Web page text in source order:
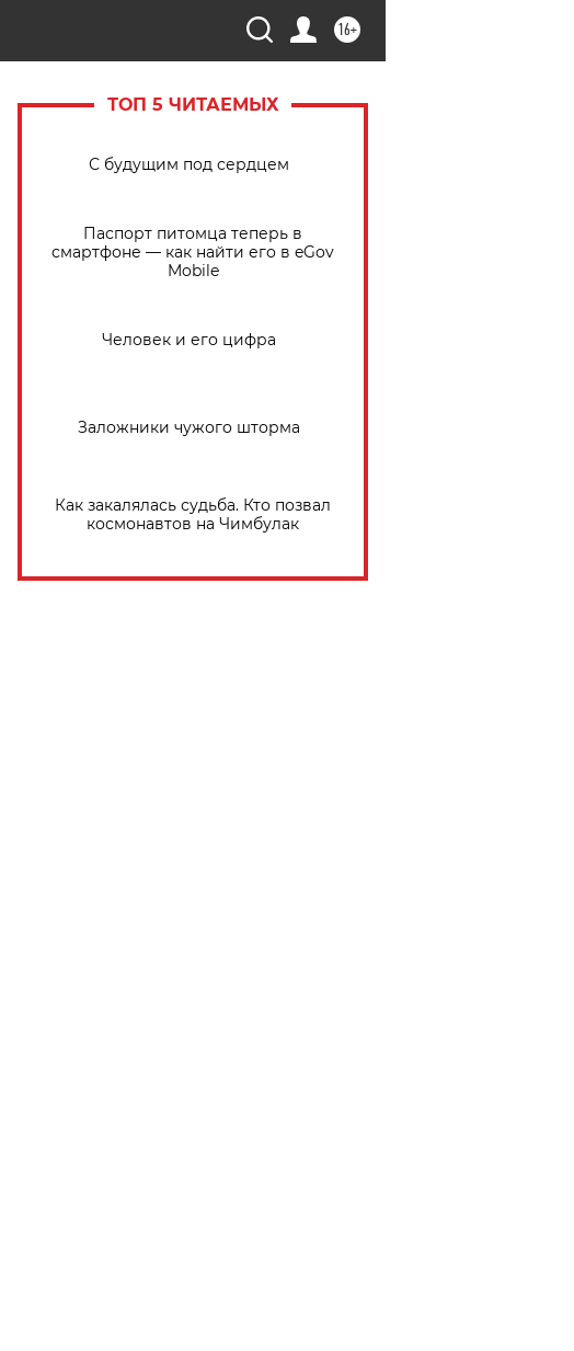
16+
ТОП 5 ЧИТАЕМЫХ
С будущим под сердцем
Паспорт питомца теперь в
смартфоне — как найти его в eGov
Mobile
Человек и его цифра
Заложники чужого шторма
Как закалялась судьба. Кто позвал
космонавтов на Чимбулак